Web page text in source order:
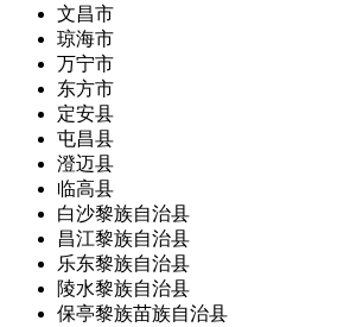
文昌市
琼海市
万宁市
东方市
定安县
屯昌县
澄迈县
临高县
白沙黎族自治县
昌江黎族自治县
乐东黎族自治县
陵水黎族自治县
保亭黎族苗族自治县